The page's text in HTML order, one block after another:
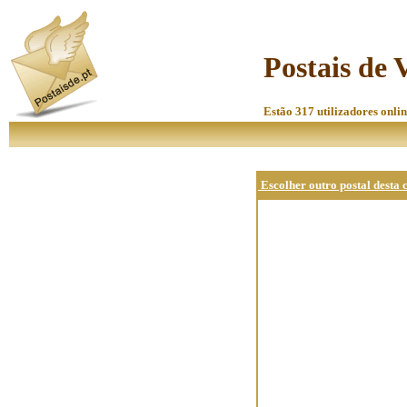
Postais de
Estão 317 utilizadores
Escolher outro postal desta